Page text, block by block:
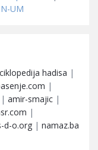
N-UM
hadisa |
|
| amir-smajic |
|
d-o.org | namaz.ba